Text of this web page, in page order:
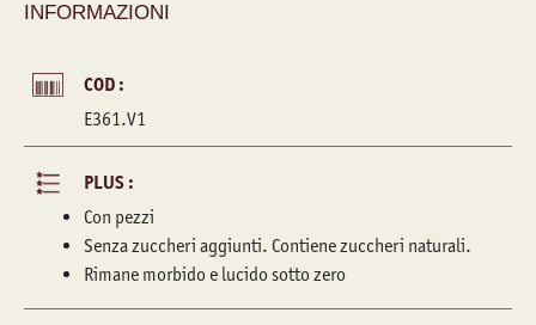
INFORMAZIONI
COD :
E361.V1
PLUS :
Con pezzi
Senza zuccheri aggiunti. Contiene zuccheri naturali.
Rimane morbido e lucido sotto zero